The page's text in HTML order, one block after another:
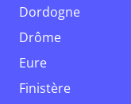
Dordogne
Drôme
Eure
Finistère